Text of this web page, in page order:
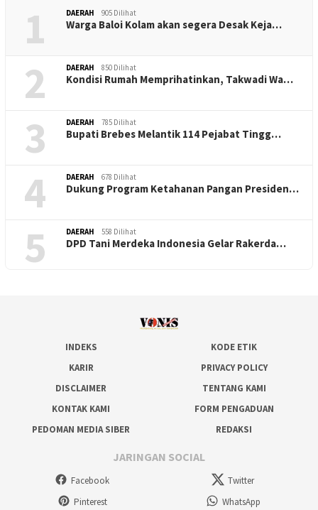
1 DAERAH 905 Dilihat
Warga Baloi Kolam akan segera Desak Keja…
2 DAERAH 850 Dilihat
Kondisi Rumah Memprihatinkan, Takwadi Wa…
3 DAERAH 785 Dilihat
Bupati Brebes Melantik 114 Pejabat Tingg…
4 DAERAH 678 Dilihat
Dukung Program Ketahanan Pangan Presiden…
5 DAERAH 558 Dilihat
DPD Tani Merdeka Indonesia Gelar Rakerda…
INDEKS
KODE ETIK
KARIR
PRIVACY POLICY
DISCLAIMER
TENTANG KAMI
KONTAK KAMI
FORM PENGADUAN
PEDOMAN MEDIA SIBER
REDAKSI
JARINGAN SOCIAL
Facebook
Twitter
Pinterest
WhatsApp